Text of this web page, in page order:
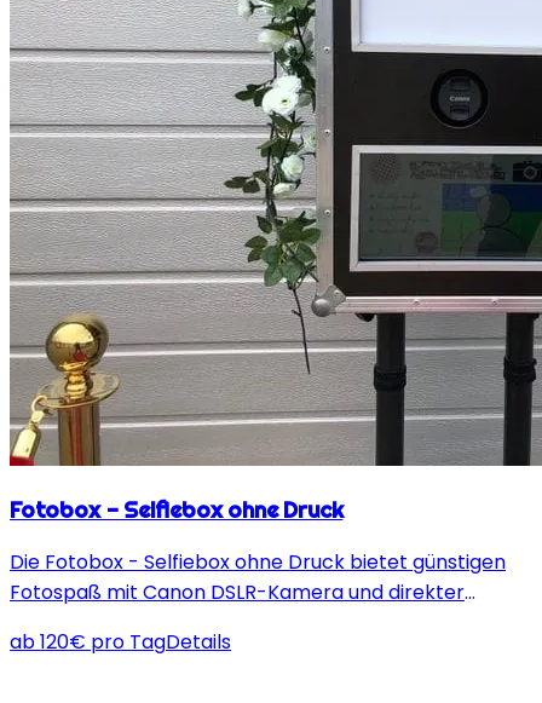
Fotobox - Selfiebox ohne Druck
Die Fotobox - Selfiebox ohne Druck bietet günstigen
Fotospaß mit Canon DSLR-Kamera und direkter
Art.
ab120€ pro TagDetails